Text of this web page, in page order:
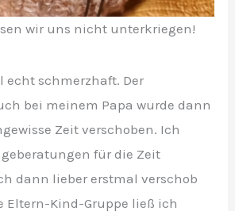
wir uns nicht unterkriegen!
echt schmerzhaft. Der
bei meinem Papa wurde dann
Zeit verschoben. Ich
für die Zeit
dann lieber erstmal verschob
Eltern-Kind-Gruppe ließ ich